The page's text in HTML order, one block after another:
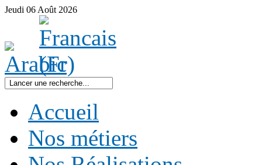
Jeudi 06 Août 2026
Accueil
Nos métiers